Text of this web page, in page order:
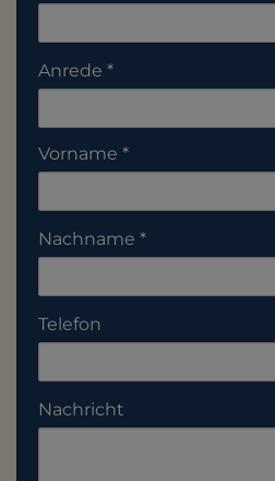
Anrede
Vorname
Nachname
Telefon
Nachricht